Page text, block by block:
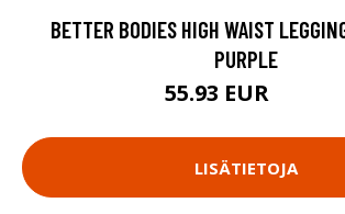
BETTER BODIES HIGH WAIST
PURPLE
55.93 EUR
LISÄTIETOJA